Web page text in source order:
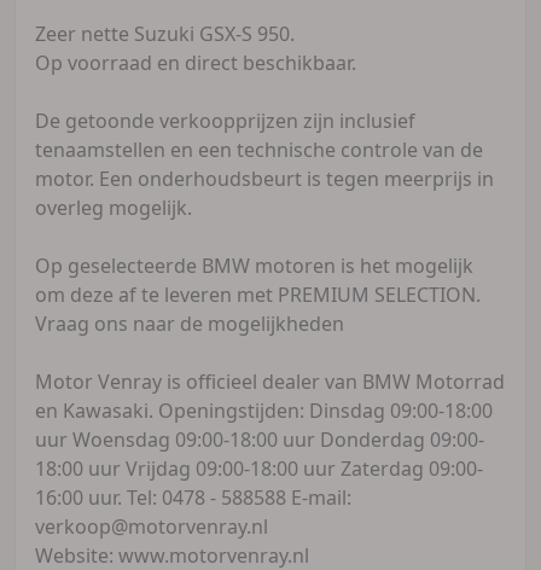
Zeer nette Suzuki GSX-S 950.
Op voorraad en direct beschikbaar.
De getoonde verkoopprijzen zijn inclusief
tenaamstellen en een technische controle van de
motor. Een onderhoudsbeurt is tegen meerprijs in
overleg mogelijk.
Op geselecteerde BMW motoren is het mogelijk
om deze af te leveren met PREMIUM SELECTION.
Vraag ons naar de mogelijkheden
Motor Venray is officieel dealer van BMW Motorrad
en Kawasaki. Openingstijden: Dinsdag 09:00-18:00
uur Woensdag 09:00-18:00 uur Donderdag 09:00-
18:00 uur Vrijdag 09:00-18:00 uur Zaterdag 09:00-
16:00 uur. Tel: 0478 - 588588 E-mail:
verkoop@motorvenray.nl
Website: www.motorvenray.nl